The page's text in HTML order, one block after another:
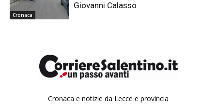
Cronaca
Giovanni Calasso
Cronaca e notizie da Lecce e provincia